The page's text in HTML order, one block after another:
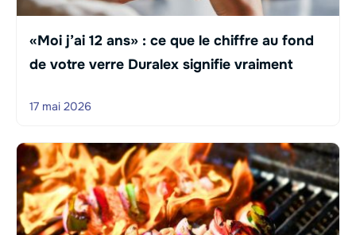
«Moi j’ai 12 ans» : ce que le chiffre au fond
de votre verre Duralex signifie vraiment
17 mai 2026